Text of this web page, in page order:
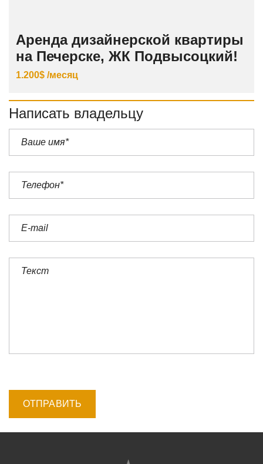
Аренда дизайнерской квартиры
на Печерске, ЖК Подвысоцкий!
1.200$ /месяц
Написать владельцу